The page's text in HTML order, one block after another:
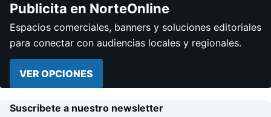
Publicita en NorteOnline
Espacios comerciales, banners y soluciones editoriales
para conectar con audiencias locales y regionales.
VER OPCIONES
Suscribete a nuestro newsletter